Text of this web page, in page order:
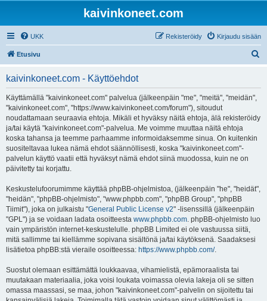
kaivinkoneet.com
UKK Kirjaudu sisään
Rekisteröidy
Etusivu
kaivinkoneet.com - Käyttöehdot
Käyttämällä "kaivinkoneet.com" palvelua (jälkeenpäin "me", "meitä", "meidän",
"kaivinkoneet.com", "https://www.kaivinkoneet.com/forum"), sitoudut
noudattamaan seuraavia ehtoja. Mikäli et hyväksy näitä ehtoja, älä rekisteröidy
ja/tai käytä "kaivinkoneet.com"-palvelua. Me voimme muuttaa näitä ehtoja
koska tahansa ja teemme parhaamme informoidaksemme sinua. On kuitenkin
suositeltavaa lukea nämä ehdot säännöllisesti, koska "kaivinkoneet.com"-
palvelun käyttö vaatii että hyväksyt nämä ehdot siinä muodossa, kuin ne on
päivitetty tai korjattu.
Keskustelufoorumimme käyttää phpBB-ohjelmistoa, (jälkeenpäin "he", "heidät",
"heidän", "phpBB-ohjelmisto", "www.phpbb.com", "phpBB Group", "phpBB
Tiimit"), joka on julkaistu "General Public License v2" -lisenssillä (jälkeenpäin
"GPL") ja se voidaan ladata osoitteesta www.phpbb.com. phpBB-ohjelmisto luo
vain ympäristön internet-keskustelulle. phpBB Limited ei ole vastuussa siitä,
mitä sallimme tai kiellämme sopivana sisältönä ja/tai käytöksenä. Saadaksesi
lisätietoa phpBB:stä vieraile osoitteessa: https://www.phpbb.com/.
Suostut olemaan esittämättä loukkaavaa, vihamielistä, epämoraalista tai
muutakaan materiaalia, joka voisi loukata voimassa olevia lakeja oli se sitten
omassa maassasi, se maa, johon "kaivinkoneet.com"-palvelin on sijoitettu tai